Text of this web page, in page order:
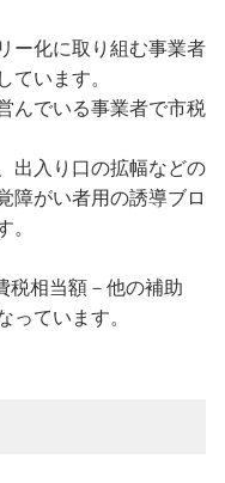
ー化に取り組む事業者
います。
んでいる事業者で市税
出入り口の拡幅などの
障がい者用の誘導ブロ
税相当額－他の補助
ています。